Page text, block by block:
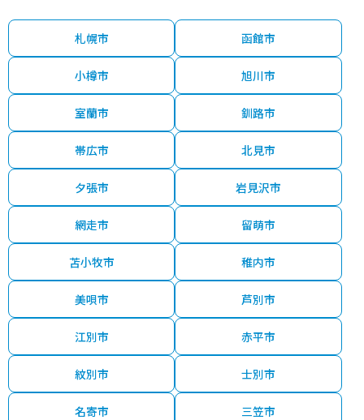
札幌市 函館市
小樽市 旭川市
室蘭市 釧路市
帯広市 北見市
夕張市 岩見沢市
網走市 留萌市
苫小牧市 稚内市
美唄市 芦別市
江別市 赤平市
紋別市 士別市
名寄市 三笠市